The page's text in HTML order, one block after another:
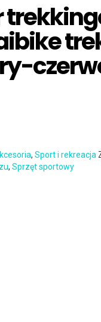
,Sport i rekreacja
,Sprzęt sportowy